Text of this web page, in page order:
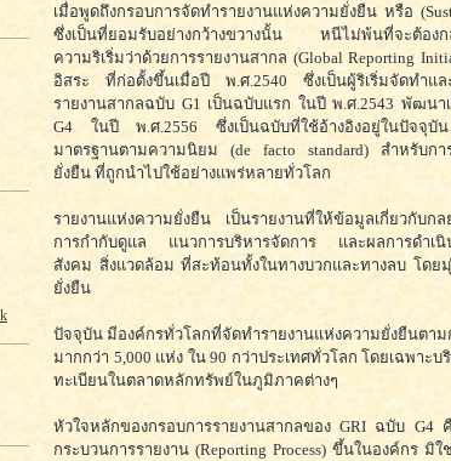
เมื่อพูดถึงกรอบการจัดทำรายงานแห่งความยั่งยืน หรือ
ซึ่งเป็นที่ยอมรับอย่างกว้างขวางนั้น หนีไม่พ้นที่จะต้องก
ความริเริ่มว่าด้วยการรายงานสากล (Global Reporting
อิสระ ที่ก่อตั้งขึ้นเมื่อปี พ.ศ.2540 ซึ่งเป็นผู้ริเริ่มจัดทำแล
รายงานสากลฉบับ G1 เป็นฉบับแรก ในปี พ.ศ.2543 พัฒนา
G4 ในปี พ.ศ.2556 ซึ่งเป็นฉบับที่ใช้อ้างอิงอยู่ในปัจจุบั
มาตรฐานตามความนิยม (de facto standard) สำหรับกา
ยั่งยืน ที่ถูกนำไปใช้อย่างแพร่หลายทั่วโลก
รายงานแห่งความยั่งยืน เป็นรายงานที่ให้ข้อมูลเกี่ยวกับกล
การกำกับดูแล แนวการบริหารจัดการ และผลการดำเนิ
สังคม สิ่งแวดล้อม ที่สะท้อนทั้งในทางบวกและทางลบ โดย
ยั่งยืน
ปัจจุบัน มีองค์กรทั่วโลกที่จัดทำรายงานแห่งความยั่งยืนตาม
มากกว่า 5,000 แห่ง ใน 90 กว่าประเทศทั่วโลก โดยเฉพา
ทะเบียนในตลาดหลักทรัพย์ในภูมิภาคต่างๆ
หัวใจหลักของกรอบการรายงานสากลของ GRI ฉบับ G4
กระบวนการรายงาน (Reporting Process) ขึ้นในองค์กร มิใ